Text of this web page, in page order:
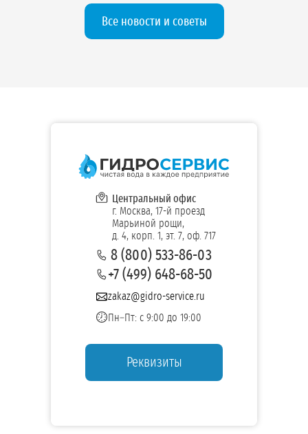
Все новости и советы
Центральный офис
г. Москва, 17-й проезд
Марьиной рощи,
д. 4, корп. 1, эт. 7, оф. 717
8 (800) 533-86-03
+7 (499) 648-68-50
zakaz@gidro-service.ru
Пн–Пт: с 9:00 до 19:00
Реквизиты